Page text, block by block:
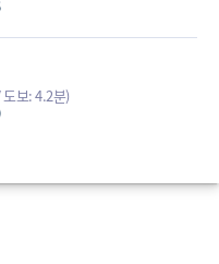
보: 4.2분)
보: 14.8분)